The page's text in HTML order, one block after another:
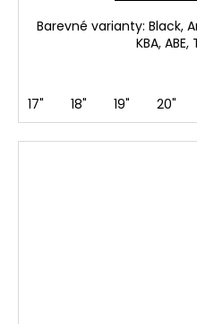
Barevné varianty: Black,
KBA,
17" 18" 19" 20"